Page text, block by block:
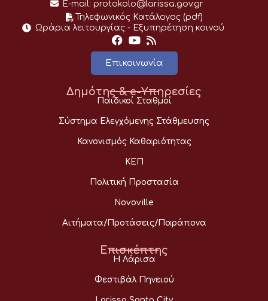
E-mail: protokolo@larissa.gov.gr
Τηλεφωνικός Κατάλογος (pdf)
Ωράρια λειτουργίας - Eξυπηρέτηση κοινού
Επικοινωνία
Δημότης & e-Υπηρεσίες
Παιδικοί Σταθμοί
Σύστημα Ελεγχόμενης Στάθμευσης
Κανονισμός Καθαριότητας
ΚΕΠ
Πολιτική Προστασία
Novoville
Αιτήματα/Προτάσεις/Παράπονα
Επισκέπτης
Η Λάρισα
Φεστιβάλ Πηνειού